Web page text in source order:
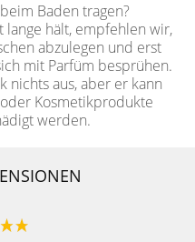
Baden tragen?
lange hält, empfehlen wir,
abzulegen und erst
mit Parfüm besprühen.
nichts aus, aber er kann
Kosmetikprodukte
werden.